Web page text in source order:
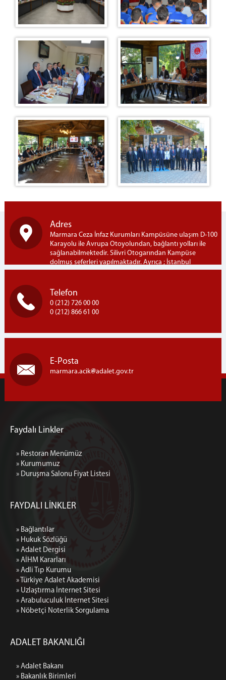
Mobilya
Restaurant
Duruşma Salonu Fiyat Listesi
Mantar Üretim Tesisi
Bardak Atölyesi
Oto Yıkama
Alış Veriş Merkezi & Kafeterya
Çiğ Köfte
Adres
Marmara Ceza İnfaz Kurumları Kampüsüne ulaşım D-100
Karayolu ile Avrupa Otoyolundan, bağlantı yolları ile
sağlanabilmektedir. Silivri Otogarından Kampüse
dolmuş seferleri yapılmaktadır. Ayrıca ; İstanbul
Bayrampaşa Otogarından Kampüse İETT-303B hattı ile
Marmara Ceza İnfaz Kurumları Kampusü, Semizkumlar
Mh. Silivri / İSTANBUL
Telefon
0 (212) 726 00 00
0 (212) 866 61 00
E-Posta
marmara.acik adalet.gov.tr
Faydalı Linkler
» Restoran Menümüz
» Kurumumuz
» Duruşma Salonu Fiyat Listesi
FAYDALI LİNKLER
» Bağlantılar
» Hukuk Sözlüğü
» Adalet Dergisi
» AİHM Kararları
» Adli Tıp Kurumu
» Türkiye Adalet Akademisi
» Uzlaştırma İnternet Sitesi
» Arabuluculuk İnternet Sitesi
» Nöbetçi Noterlik Sorgulama
ADALET BAKANLIĞI
» Adalet Bakanı
» Bakanlık Birimleri